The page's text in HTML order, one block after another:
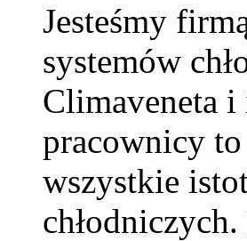
Jesteśmy
systemów
Climaveneta i
pracownicy
wszystkie